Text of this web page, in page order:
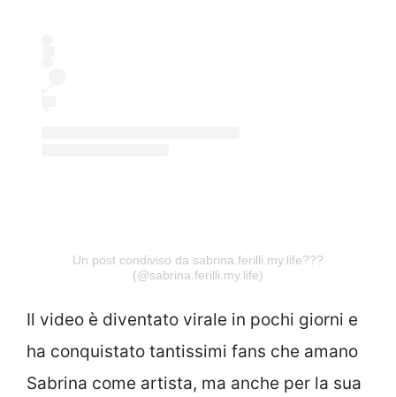
Un post condiviso da sabrina.ferilli.my.life???
(@sabrina.ferilli.my.life)
Il video è diventato virale in pochi giorni e
ha conquistato tantissimi fans che amano
Sabrina come artista, ma anche per la sua